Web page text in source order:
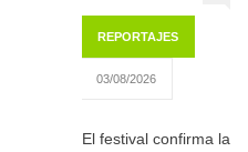
REPORTAJES
03/08/2026
El festival confirma la